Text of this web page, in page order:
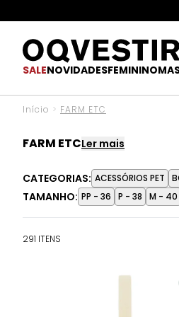
SALENOVIDADESFEMININO
Início > FARM ETC
FARM ETCLer mais
A alma vibrante da FARM
São acessórios, itens de
CATEGORIAS: ACESSÓRIOS PET
TAMANHO: PP - 36 P - 38 M - 40
291 ITENS